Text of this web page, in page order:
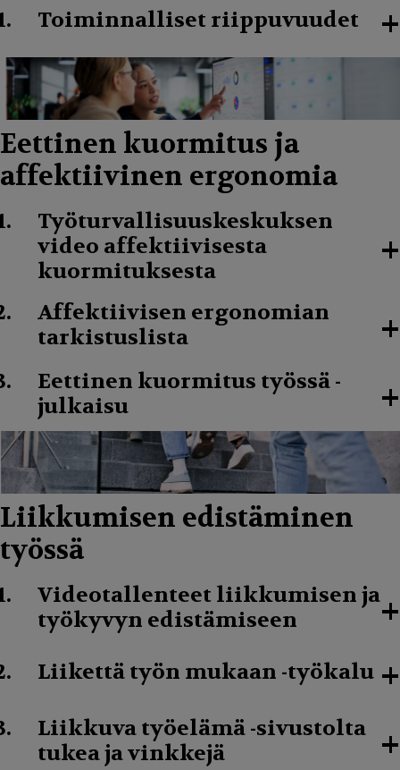
Toiminnalliset riippuvuudet +
Eettinen kuormitus ja
affektiivinen ergonomia
Työturvallisuuskeskuksen
video affektiivisesta
kuormituksesta
+
Affektiivisen ergonomian
tarkistuslista
+
Eettinen kuormitus työssä -
julkaisu
+
Liikkumisen edistäminen
työssä
Videotallenteet liikkumisen ja
työkyvyn edistämiseen
+
Liikettä työn mukaan -työkalu +
Liikkuva työelämä -sivustolta
tukea ja vinkkejä
+